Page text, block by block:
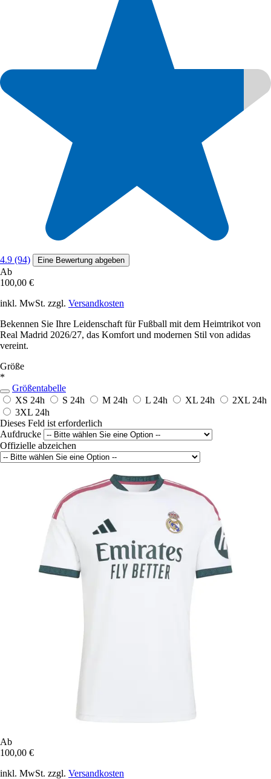
4.9 (94) Eine Bewertung abgeben
Ab
100,00 €
inkl. MwSt. zzgl. Versandkosten
Bekennen Sie Ihre Leidenschaft für Fußball mit dem Heimtrikot von
Real Madrid 2026/27, das Komfort und modernen Stil von adidas
vereint.
Größe
*
Größentabelle
XS 24h S 24h M 24h L 24h XL 24h 2XL 24h
3XL 24h
Dieses Feld ist erforderlich
Aufdrucke
Offizielle abzeichen
Ab
100,00 €
inkl. MwSt. zzgl. Versandkosten